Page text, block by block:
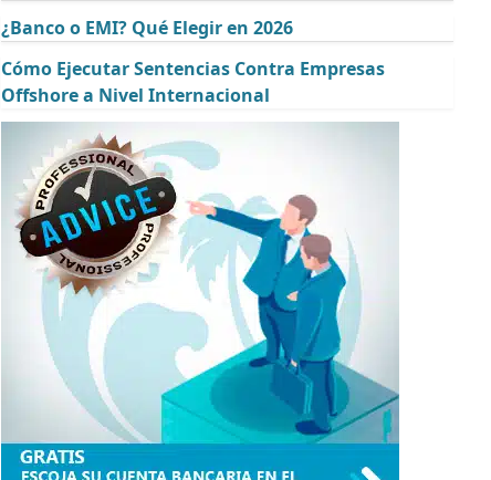
¿Banco o EMI? Qué Elegir en 2026
Cómo Ejecutar Sentencias Contra Empresas
Offshore a Nivel Internacional